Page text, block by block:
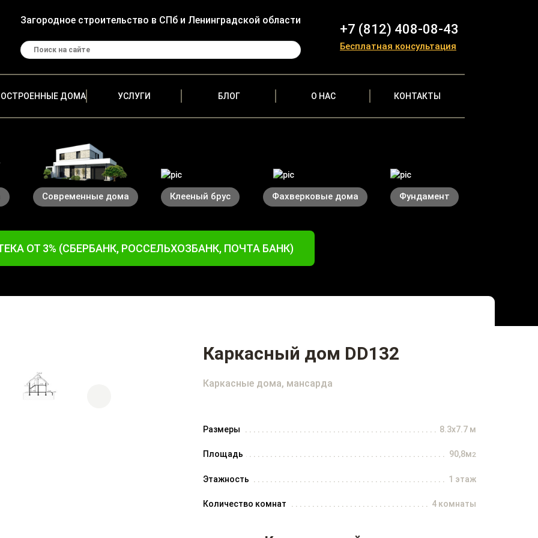
Загородное строительство в СПб и Ленинградской области
+7 (812) 408-08-43
Бесплатная консультация
ДОМА УСЛУГИ БЛОГ О НАС КОНТАКТЫ
Современные дома Клееный брус Фахверковые дома Фундамент
ОТ 3% (СБЕРБАНК, РОССЕЛЬХОЗБАНК, ПОЧТА БАНК)
Каркасный дом DD132
Каркасные дома, мансарда
Размеры 8.3x7.7 м
Площадь 90,8м2
Этажность 1 этаж
Количество комнат 4 комнаты